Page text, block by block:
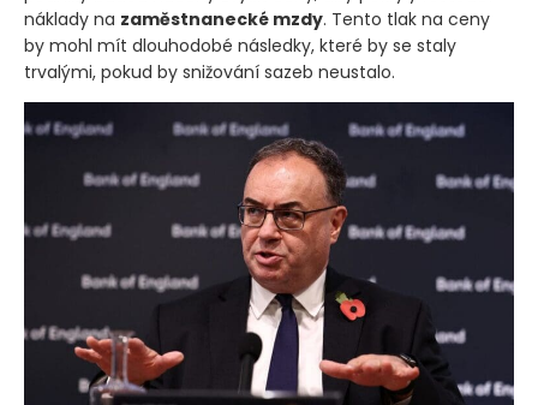
náklady na zaměstnanecké mzdy. Tento tlak na ceny
by mohl mít dlouhodobé následky, které by se staly
trvalými, pokud by snižování sazeb neustalo.